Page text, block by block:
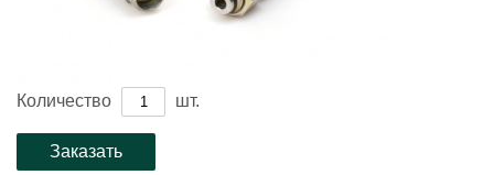
Количество шт.